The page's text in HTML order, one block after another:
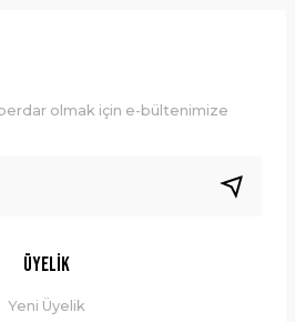
olmalı.
Üyelik
Yeni Üyelik
olmak için e-bültenimize